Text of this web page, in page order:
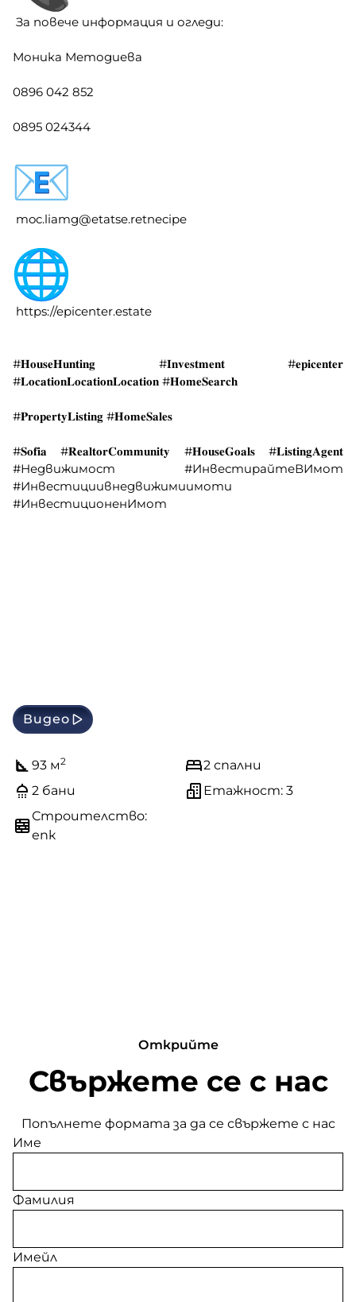
За повече информация и огледи:
Моника Методиева
0896 042 852
0895 024344
moc.liamg@etatse.retnecipe
https://epicenter.estate
#𝐇𝐨𝐮𝐬𝐞𝐇𝐮𝐧𝐭𝐢𝐧𝐠 #𝐈𝐧𝐯𝐞𝐬𝐭𝐦𝐞𝐧𝐭 #𝐞𝐩𝐢𝐜𝐞𝐧𝐭𝐞𝐫
#𝐋𝐨𝐜𝐚𝐭𝐢𝐨𝐧𝐋𝐨𝐜𝐚𝐭𝐢𝐨𝐧𝐋𝐨𝐜𝐚𝐭𝐢𝐨𝐧 #𝐇𝐨𝐦𝐞𝐒𝐞𝐚𝐫𝐜𝐡
#𝐏𝐫𝐨𝐩𝐞𝐫𝐭𝐲𝐋𝐢𝐬𝐭𝐢𝐧𝐠 #𝐇𝐨𝐦𝐞𝐒𝐚𝐥𝐞𝐬
#𝐒𝐨𝐟𝐢𝐚 #𝐑𝐞𝐚𝐥𝐭𝐨𝐫𝐂𝐨𝐦𝐦𝐮𝐧𝐢𝐭𝐲 #𝐇𝐨𝐮𝐬𝐞𝐆𝐨𝐚𝐥𝐬 #𝐋𝐢𝐬𝐭𝐢𝐧𝐠𝐀𝐠𝐞𝐧𝐭
#Недвижимост #ИнвестирайтеВИмот
#Инвестициивнедвижимиимоти
#ИнвестиционенИмот
Видео
93 м2
2 спални
2 бани
Етажност: 3
Строителство:
епк
Открийте
Свържете се с нас
Попълнете формата за да се свържете с нас
Име
Фамилия
Имейл